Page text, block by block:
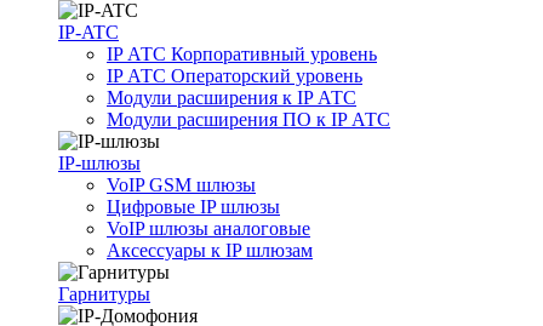
IP-ATC
IP АТС Корпоративный уровень
IP АТС Операторский уровень
Модули расширения к IP АТС
Модули расширения ПО к IP АТС
IP-шлюзы
VoIP GSM шлюзы
Цифровые IP шлюзы
VoIP шлюзы аналоговые
Аксессуары к IP шлюзам
Гарнитуры